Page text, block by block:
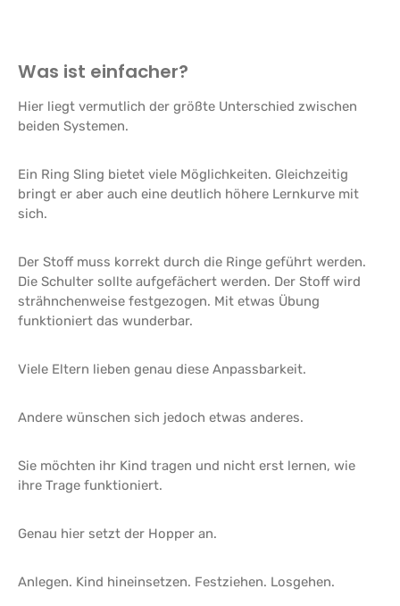
Was ist einfacher?
Hier liegt vermutlich der größte Unterschied zwischen
beiden Systemen.
Ein Ring Sling bietet viele Möglichkeiten. Gleichzeitig
bringt er aber auch eine deutlich höhere Lernkurve mit
sich.
Der Stoff muss korrekt durch die Ringe geführt werden.
Die Schulter sollte aufgefächert werden. Der Stoff wird
strähnchenweise festgezogen. Mit etwas Übung
funktioniert das wunderbar.
Viele Eltern lieben genau diese Anpassbarkeit.
Andere wünschen sich jedoch etwas anderes.
Sie möchten ihr Kind tragen und nicht erst lernen, wie
ihre Trage funktioniert.
Genau hier setzt der Hopper an.
Anlegen. Kind hineinsetzen. Festziehen. Losgehen.